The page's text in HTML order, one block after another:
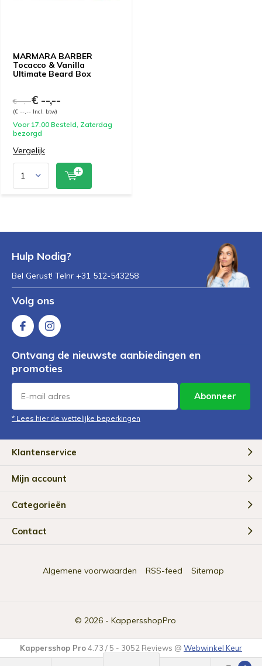
MARMARA BARBER
Tocacco & Vanilla
Ultimate Beard Box
€ --,--€ --,--
(€ --,-- Incl. btw)
Voor 17.00 Besteld, Zaterdag
bezorgd
Vergelijk
Hulp Nodig?
Bel Gerust! Telnr +31 512-543258
Volg ons
Ontvang de nieuwste aanbiedingen en
promoties
Abonneer
* Lees hier de wettelijke beperkingen
Klantenservice
Mijn account
Categorieën
Contact
© 2026 - KappersshopPro
Algemene voorwaarden RSS-feed Sitemap
Kappersshop Pro4.73 /5 - 3052 Reviews @ Webwinkel Keur